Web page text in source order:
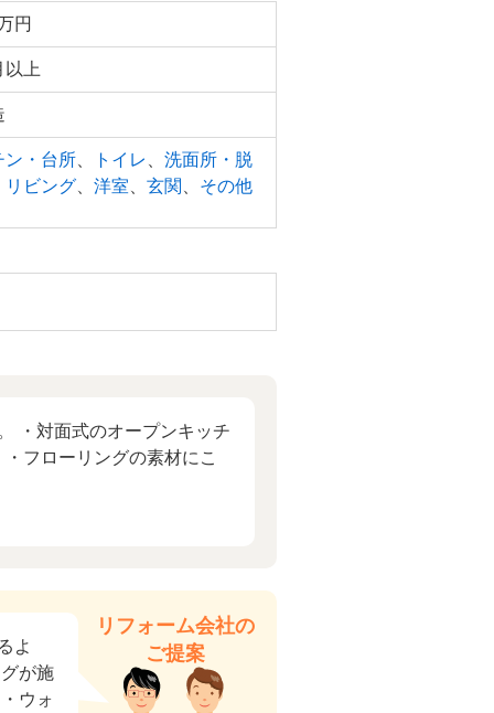
円
以上
ン・台所 トイレ
洗面所・脱
リビング 洋室 玄関 その他
・対面式のオープンキッチ
フローリングの素材にこ
リフォーム会社の
ご提案
よ
が施
ウォ